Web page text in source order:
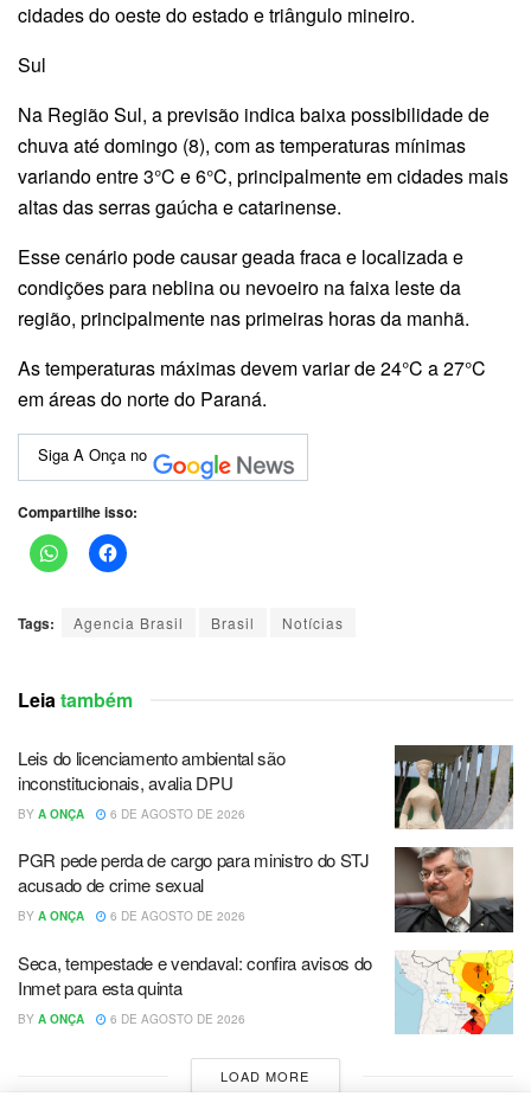
cidades do oeste do estado e triângulo mineiro.
Sul
Na Região Sul, a previsão indica baixa possibilidade de
chuva até domingo (8), com as temperaturas mínimas
variando entre 3°C e 6°C, principalmente em cidades mais
altas das serras gaúcha e catarinense.
Esse cenário pode causar geada fraca e localizada e
condições para neblina ou nevoeiro na faixa leste da
região, principalmente nas primeiras horas da manhã.
As temperaturas máximas devem variar de 24°C a 27°C
em áreas do norte do Paraná.
Siga A Onça no
Compartilhe isso:
Tags: Agencia Brasil Brasil Notícias
Leiatambém
Leis do licenciamento ambiental são
inconstitucionais, avalia DPU
BY A ONÇA 6 DE AGOSTO DE 2026
PGR pede perda de cargo para ministro do STJ
acusado de crime sexual
BY A ONÇA 6 DE AGOSTO DE 2026
Seca, tempestade e vendaval: confira avisos do
Inmet para esta quinta
BY A ONÇA 6 DE AGOSTO DE 2026
LOAD MORE